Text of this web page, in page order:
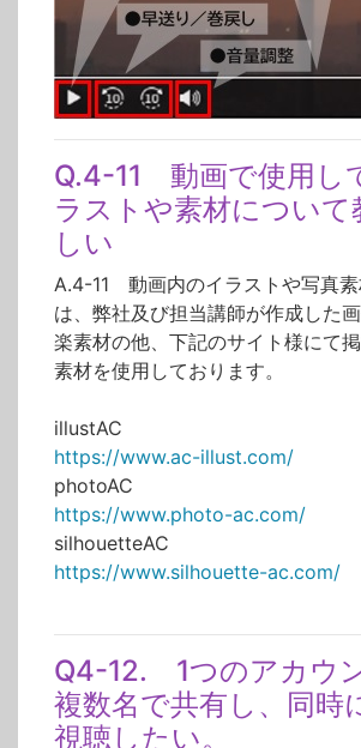
Q.4-11 動画で使用し
ラストや素材について
しい
A.4-11 動画内のイラストや写真素
は、弊社及び担当講師が作成した
楽素材の他、下記のサイト様にて
素材を使用しております。
illustAC
https://www.ac-illust.com/
photoAC
https://www.photo-ac.com/
silhouetteAC
https://www.silhouette-ac.com/
Q4-12. 1つのアカウン
複数名で共有し、同時
視聴したい。